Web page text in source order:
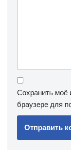
Сохранить моё
браузере для